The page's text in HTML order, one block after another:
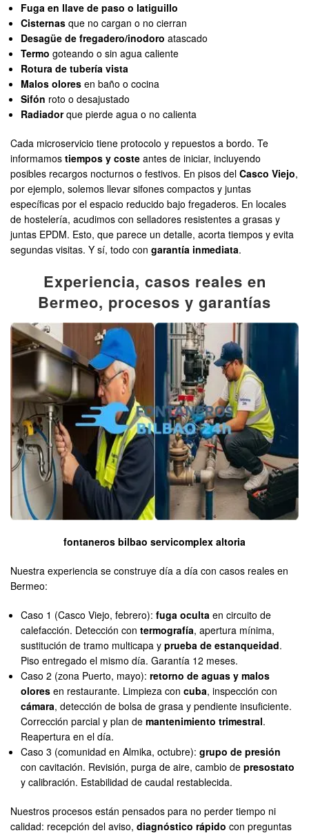
Fuga en llave de paso o latiguillo
Cisternas que no cargan o no cierran
Desagüe de fregadero/inodoro atascado
Termo goteando o sin agua caliente
Rotura de tubería vista
Malos olores en baño o cocina
Sifón roto o desajustado
Radiadorque pierde agua o no calienta
Cada microservicio tiene protocolo y repuestos a bordo. Te
informamos tiempos y coste antes de iniciar, incluyendo
posibles recargos nocturnos o festivos. En pisos del Casco Viejo,
por ejemplo, solemos llevar sifones compactos y juntas
específicas por el espacio reducido bajo fregaderos. En locales
de hostelería, acudimos con selladores resistentes a grasas y
juntas EPDM. Esto, que parece un detalle, acorta tiempos y evita
segundas visitas. Y sí, todo con garantía inmediata.
Experiencia, casos reales en
Bermeo, procesos y garantías
fontaneros bilbao servicomplex altoria
Nuestra experiencia se construye día a día con casos reales en
Bermeo:
Caso 1 (Casco Viejo, febrero):fuga oculta en circuito de
calefacción. Detección contermografía, apertura mínima,
sustitución de tramo multicapa yprueba de estanqueidad.
Piso entregado el mismo día. Garantía 12 meses.
Caso 2 (zona Puerto, mayo):retorno de aguas y malos
olores en restaurante. Limpieza concuba, inspección con
cámara, detección de bolsa de grasa y pendiente insuficiente.
Corrección parcial y plan demantenimiento trimestral.
Reapertura en el día.
Caso 3 (comunidad en Almika, octubre):grupo de presión
con cavitación. Revisión, purga de aire, cambio depresostato
y calibración. Estabilidad de caudal restablecida.
Nuestros procesos están pensados para no perder tiempo ni
calidad: recepción del aviso, diagnóstico rápido con preguntas